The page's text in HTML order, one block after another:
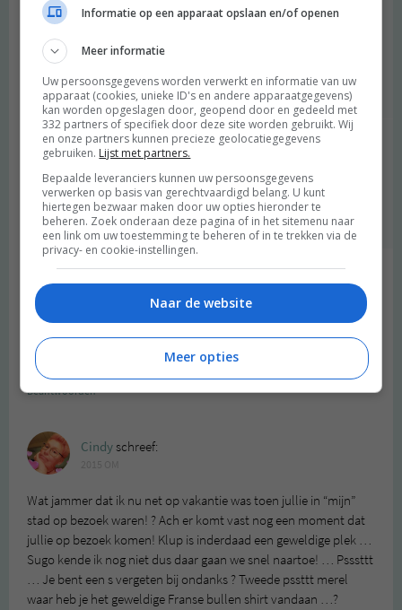
de Foodhallen in A’dam nog wel een tikkeltje leuker en
Beantwoorden
Nilab schreef:
De Fenixloodsen in Rotterdam zijn dan ook veeel
knusser en Foodhal-like dan de Markthal is. :-)
andere manier ga ik eigenlijk nooit dus moet binnenkort toch
maar eens een dagje inplannen!
Beantwoorden
Cindyschreef:
Wat jammer dat ik nu net op vakantie was toen jullie in “mijn”
stad op bezoek waren! ? Ach er komt vast nog een moment dat
jullie op bezoek komen! Klup is inderdaad een geweldige plek …
Sugo kende ik nog niet dus daar gaan we snel naartoe! … Psssttt
… Je bent een s vergeten bij ondanks ? Tweede pssttt merel
waar heb je het geweldige Franse bullen shirt vandaan …?
Informatie op een apparaat opslaan en/of openen
Meer informatie
Uw persoonsgegevens worden verwerkt en informatie van uw
apparaat (cookies, unieke ID's en andere apparaatgegevens)
kan worden opgeslagen door, geopend door en gedeeld met
332 partners of specifiek door deze site worden gebruikt. Wij
en onze partners kunnen precieze geolocatiegegevens
gebruiken. Lijst met partners.
Bepaalde leveranciers kunnen uw persoonsgegevens
verwerken op basis van gerechtvaardigd belang. U kunt
hiertegen bezwaar maken door uw opties hieronder te
beheren. Zoek onderaan deze pagina of in het sitemenu naar
een link om uw toestemming te beheren of in te trekken via de
privacy- en cookie-instellingen.
Naar de website
Meer opties